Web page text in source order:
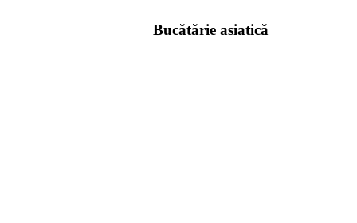
Bucătărie asiatică